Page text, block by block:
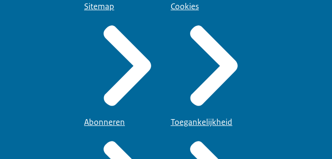
Sitemap
Abonneren
Cookies
Toegankelijkheid